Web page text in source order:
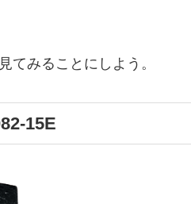
てみることにしよう。
15E